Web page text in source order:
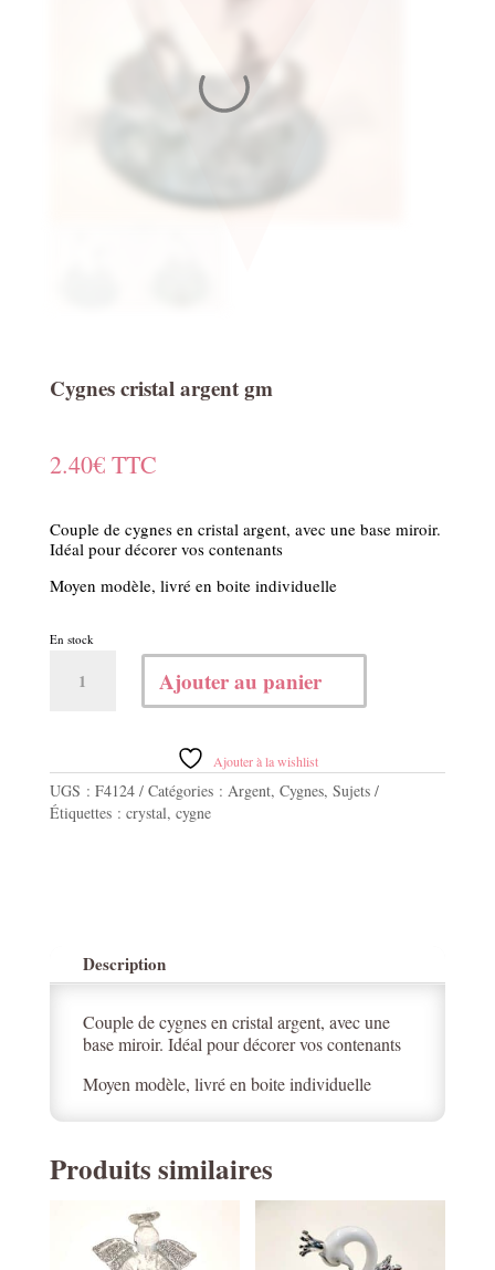
Cygnes cristal argent gm
2.40€ TTC
Couple de cygnes en cristal argent, avec une base miroir.
Idéal pour décorer vos contenants
Moyen modèle, livré en boite individuelle
En stock
gm
Ajouter au panier
Ajouter à la wishlist
UGS : F4124 Catégories : Argent, Cygnes, Sujets
Étiquettes : crystal, cygne
Description
Couple de cygnes en cristal argent, avec une
base miroir. Idéal pour décorer vos contenants
Moyen modèle, livré en boite individuelle
Produits similaires